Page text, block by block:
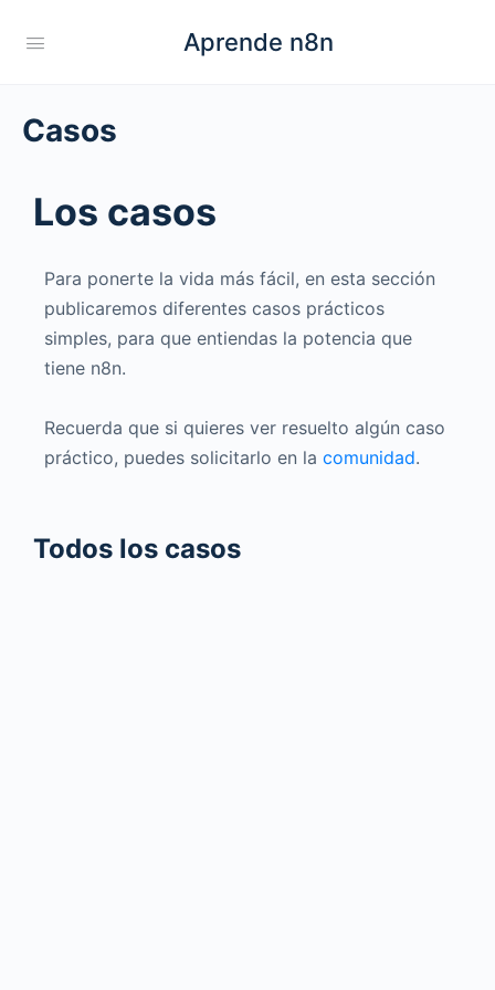
Aprende n8n
Casos
Los casos
Para ponerte la vida más fácil, en esta sección
publicaremos diferentes casos prácticos
simples, para que entiendas la potencia que
tiene n8n.
Recuerda que si quieres ver resuelto algún caso
práctico, puedes solicitarlo en la comunidad.
Todos los casos